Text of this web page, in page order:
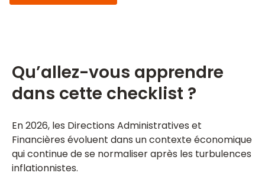
Qu’allez-vous apprendre
dans cette checklist ?
En 2026, les Directions Administratives et
Financières évoluent dans un contexte économique
qui continue de se normaliser après les turbulences
inflationnistes.